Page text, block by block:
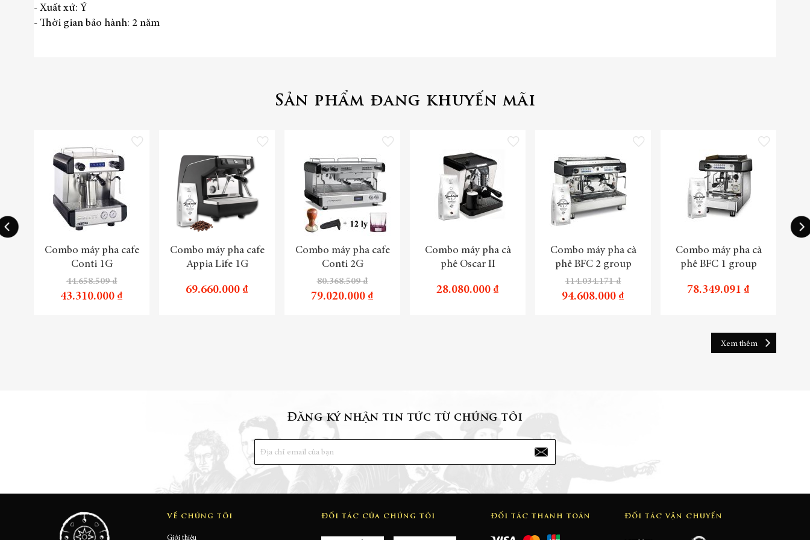
- Xuất xứ: Ý
- Thời gian bảo hành: 2 năm
Sản phẩm đang khuyến mãi
Combo máy pha cafe
Conti 1G
44.658.509 ₫
43.310.000 ₫
Thêm vào danh sách yêu thích
Combo máy pha cafe
Appia Life 1G
69.660.000 ₫
Thêm vào danh sách yêu thích
Combo máy pha cafe
Conti 2G
80.368.509 ₫
79.020.000 ₫
Thêm vào danh sách yêu thích
Combo máy pha cà
phê Oscar II
28.080.000 ₫
Thêm vào danh sách yêu thích
Combo máy pha cà
phê BFC 2 group
114.034.171 ₫
94.608.000 ₫
Thêm vào danh sách yêu thích
Combo máy pha cà
phê BFC 1 group
78.349.091 ₫
Thêm vào danh sách yêu
Xem thêm
Đăng ký nhận tin tức từ chúng tôi
Về chúng tôi
Giới thiệu
Đối tác của chúng tôi Đối tác thanh toán Đối tác vận chuyển